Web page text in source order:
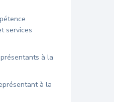
services
à la
à la